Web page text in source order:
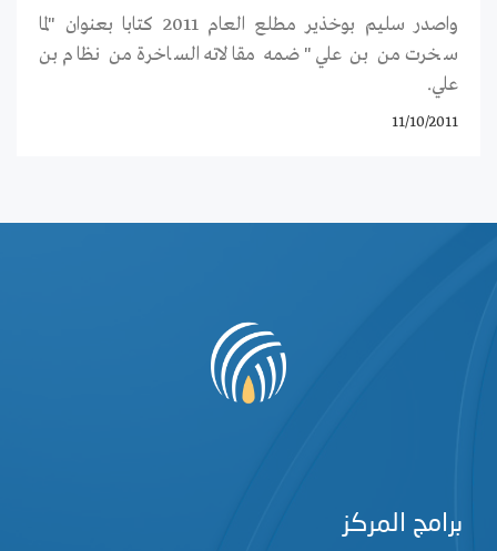
واصدر سليم بوخذير مطلع العام 2011 كتابا بعنوان "لما
سخرت من بن علي" ضمه مقالاته الساخرة من نظام بن
علي.
11/10/2011
برامج المركز